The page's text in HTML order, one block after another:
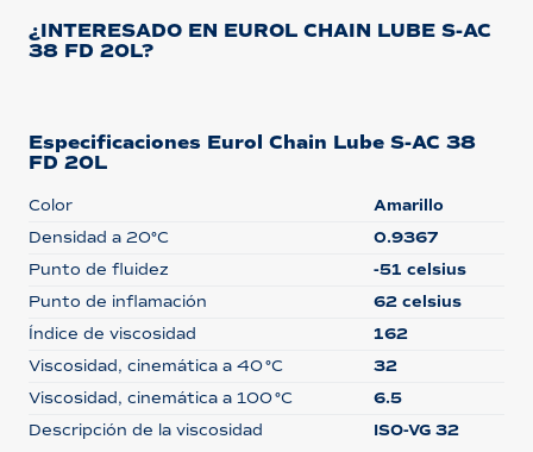
¿INTERESADO EN EUROL CHAIN LUBE S-AC
38 FD 20L?
Especificaciones Eurol Chain Lube S-AC 38
FD 20L
Color
Amarillo
Densidad a 20°C
0.9367
Punto de fluidez
-51 celsius
Punto de inflamación
62 celsius
Índice de viscosidad
162
Viscosidad, cinemática a 40 °C
32
Viscosidad, cinemática a 100 °C
6.5
Descripción de la viscosidad
ISO-VG 32